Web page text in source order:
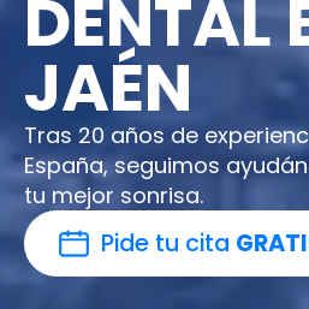
DENTAL
JAÉN
Tras 20 años de
España, seguimos
tu mejor sonrisa.
Pide tu cita